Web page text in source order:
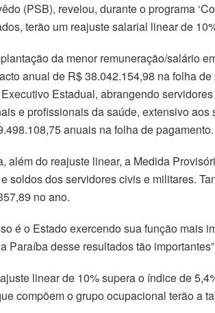
(PSB), revelou, durante o programa
terão um reajuste salarial linear de
da menor remuneração/salário
anual de R$ 38.042.154,98 na folha
Estadual, abrangendo
e profissionais da saúde, extensivo
anuais na folha de pagamento.
além do reajuste linear, a Medida
soldos dos servidores civis e militares.
no ano.
é o Estado exercendo sua função
Paraíba desse resultados tão
linear de 10% supera o índice de
compõem o grupo ocupacional terão a